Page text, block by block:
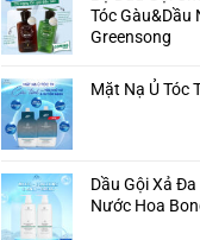
Tóc Gàu&Dầu
Greensong
Mặt Nạ Ủ Tóc
Dầu Gội Xả
Nước Hoa